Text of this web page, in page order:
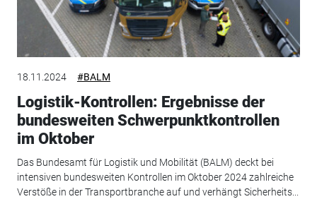
18.11.2024 #BALM
Logistik-Kontrollen: Ergebnisse der
bundesweiten Schwerpunktkontrollen
im Oktober
Das Bundesamt für Logistik und Mobilität (BALM) deckt bei
intensiven bundesweiten Kontrollen im Oktober 2024 zahlreiche
Verstöße in der Transportbranche auf und verhängt Sicherheits...